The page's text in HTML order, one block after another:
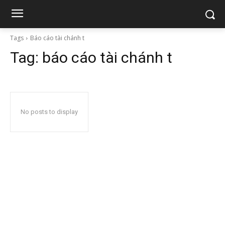
Tags Báo cáo tài chánh t
Tag: báo cáo tài chánh t
No posts to display